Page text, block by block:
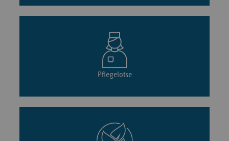
Pflegelotse